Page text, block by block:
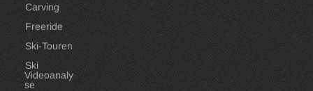
Carving
Freeride
Ski-Touren
Ski
Videoanaly
se